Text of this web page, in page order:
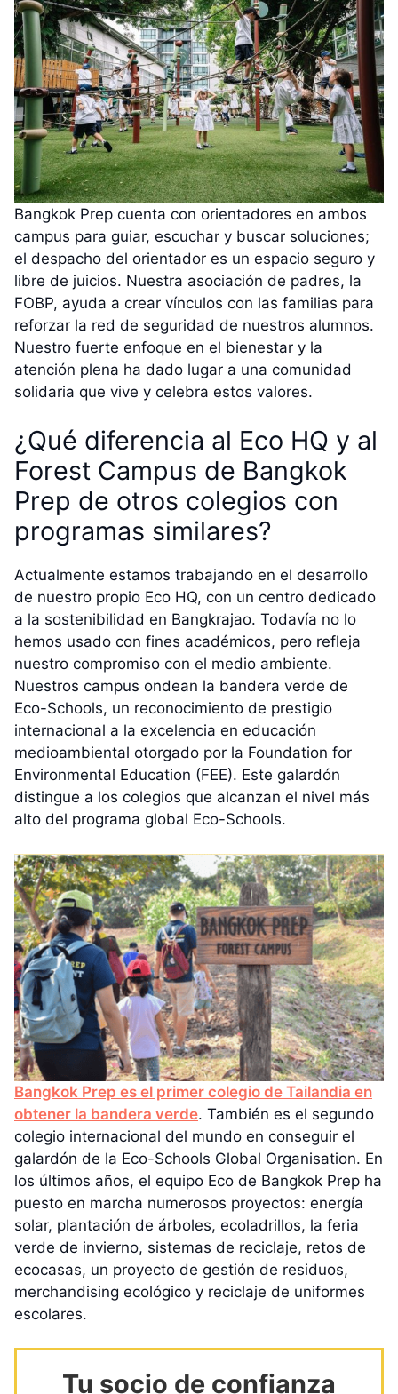
Bangkok Prep cuenta con orientadores en ambos
campus para guiar, escuchar y buscar soluciones;
el despacho del orientador es un espacio seguro y
libre de juicios. Nuestra asociación de padres, la
FOBP, ayuda a crear vínculos con las familias para
reforzar la red de seguridad de nuestros alumnos.
Nuestro fuerte enfoque en el bienestar y la
atención plena ha dado lugar a una comunidad
solidaria que vive y celebra estos valores.
¿Qué diferencia al Eco HQ y al
Forest Campus de Bangkok
Prep de otros colegios con
programas similares?
Actualmente estamos trabajando en el desarrollo
de nuestro propio Eco HQ, con un centro dedicado
a la sostenibilidad en Bangkrajao. Todavía no lo
hemos usado con fines académicos, pero refleja
nuestro compromiso con el medio ambiente.
Nuestros campus ondean la bandera verde de
Eco-Schools, un reconocimiento de prestigio
internacional a la excelencia en educación
medioambiental otorgado por la Foundation for
Environmental Education (FEE). Este galardón
distingue a los colegios que alcanzan el nivel más
alto del programa global Eco-Schools.
Bangkok Prep es el primer colegio de Tailandia en
obtener la bandera verde. También es el segundo
colegio internacional del mundo en conseguir el
galardón de la Eco-Schools Global Organisation. En
los últimos años, el equipo Eco de Bangkok Prep ha
puesto en marcha numerosos proyectos: energía
solar, plantación de árboles, ecoladrillos, la feria
verde de invierno, sistemas de reciclaje, retos de
ecocasas, un proyecto de gestión de residuos,
merchandising ecológico y reciclaje de uniformes
escolares.
Tu socio de confianza